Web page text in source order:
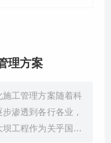
理方案
工管理方案随着科
渗透到各行各业，
工程作为关乎国计